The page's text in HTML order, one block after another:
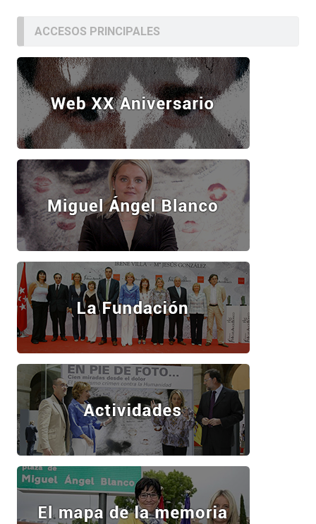
ACCESOS PRINCIPALES